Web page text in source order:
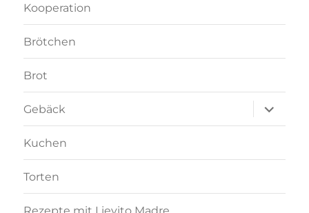
Kooperation
Brötchen
Brot
Gebäck
anzeigen
Kuchen
Torten